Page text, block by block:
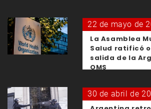
22 de mayo de
La Asamblea
Salud ratificó
salida de la
OMS
30 de abril de